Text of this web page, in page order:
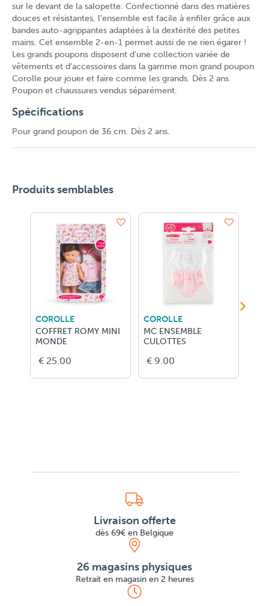
sur le devant de la salopette. Confectionné dans des matières
douces et résistantes, l'ensemble est facile à enfiler grâce aux
bandes auto-agrippantes adaptées à la dextérité des petites
mains. Cet ensemble 2-en-1 permet aussi de ne rien égarer !
Les grands poupons disposent d'une collection variée de
vêtements et d'accessoires dans la gamme mon grand poupon
Corolle pour jouer et faire comme les grands. Dès 2 ans.
Poupon et chaussures vendus séparément.
Spécifications
Pour grand poupon de 36 cm. Dès 2 ans.
Produits semblables
COROLLE
COFFRET ROMY MINI
MONDE
€ 25.00
COROLLE
MC ENSEMBLE
CULOTTES
€ 9.00
Livraison offerte
dès 69€ en Belgique
26 magasins physiques
Retrait en magasin en 2 heures